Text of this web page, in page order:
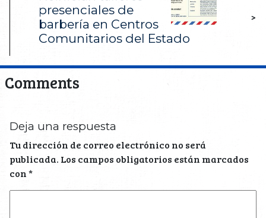
presenciales de
barbería en Centros
Comunitarios del Estado
>
Comments
Deja una respuesta
Tu dirección de correo electrónico no será
publicada. Los campos obligatorios están marcados
con*